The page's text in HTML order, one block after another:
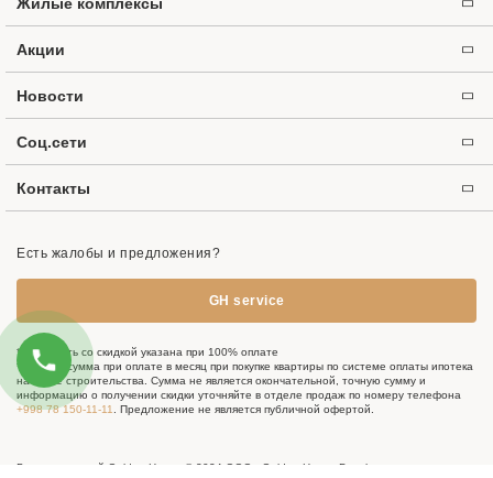
Акции
Новости
Соц.сети
Контакты
Есть жалобы и предложения?
GH service
*Стоимость со скидкой указана при 100% оплате
*Указана сумма при оплате в месяц при покупке квартиры по системе оплаты ипотека
на этапе строительства. Сумма не является окончательной, точную сумму и
информацию о получении скидки уточняйте в отделе продаж по номеру телефона
+998 78 150-11-11
. Предложение не является публичной офертой.
Группа компаний Golden House © 2024 ООО «Golden House Development».